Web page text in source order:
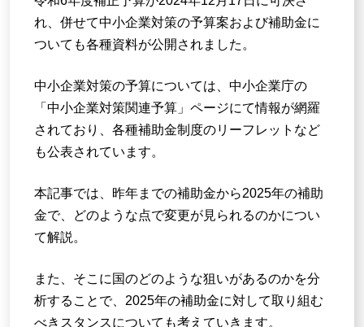
れ、併せて中小企業対策の予算案および補助金に
ついても各種資料が公開されました。
中小企業対策の予算については、中小企業庁の
「中小企業対策関連予算」ページにて情報が網羅
されており、各種補助金制度のリーフレットなど
も公表されています。
本記事では、昨年までの補助金から2025年の補助
金で、どのような点で変更が見られるのかについ
て解説。
また、そこに国のどのような狙いがあるのかを分
析することで、2025年の補助金に対して取り組む
べきスタンスについても考えていきます。